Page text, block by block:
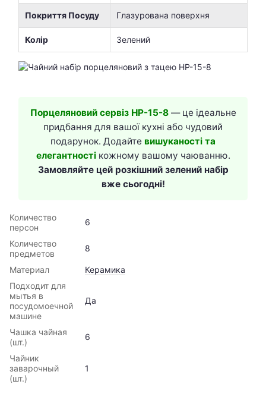
Покриття Посуду Глазурована поверхня
Колір Зелений
Порцеляновий сервіз HP-15-8— це ідеальне
придбання для вашої кухні або чудовий
подарунок. Додайте вишуканості та
елегантностікожному вашому чаюванню.
Замовляйте цей розкішний зелений набір
вже сьогодні!
Количество
персон
6
Количество
предметов
8
Материал
Керамика
Подходит для
мытья в
посудомоечной
машине
Да
Чашка чайная
(шт.)
6
Чайник
заварочный
(шт.)
1